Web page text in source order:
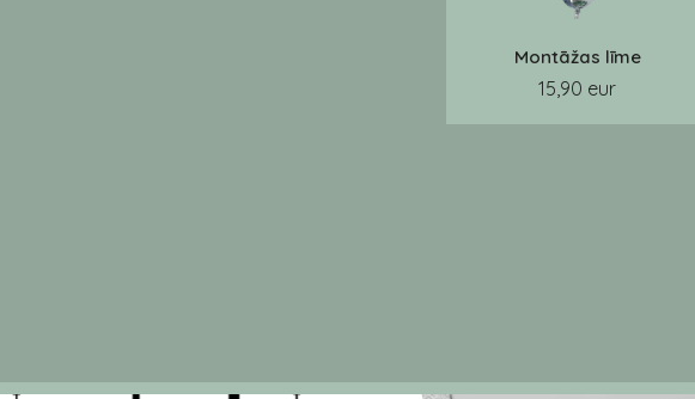
Montāžas līme
15,90 eur